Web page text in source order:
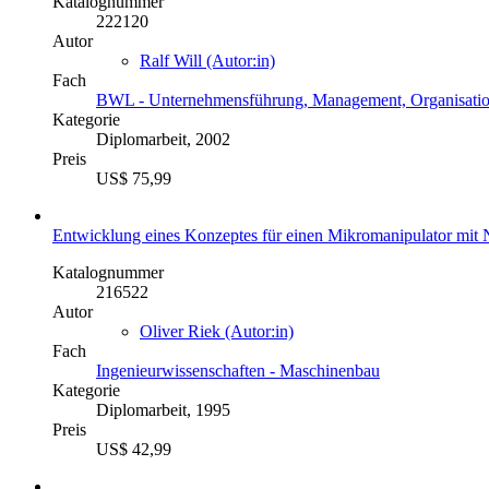
222120
Autor
Ralf Will (Autor:in)
Fach
BWL - Unternehmensführung, Management,
Kategorie
Diplomarbeit, 2002
Preis
US$ 75,99
Entwicklung eines Konzeptes für einen Mikromanipulator mit
Katalognummer
216522
Autor
Oliver Riek (Autor:in)
Fach
Ingenieurwissenschaften - Maschinenbau
Kategorie
Diplomarbeit, 1995
Preis
US$ 42,99